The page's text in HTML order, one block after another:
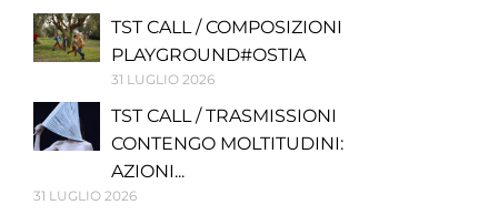
TST CALL / COMPOSIZIONI
PLAYGROUND#OSTIA
31 LUGLIO 2026
TST CALL / TRASMISSIONI
CONTENGO MOLTITUDINI:
AZIONI...
31 LUGLIO 2026